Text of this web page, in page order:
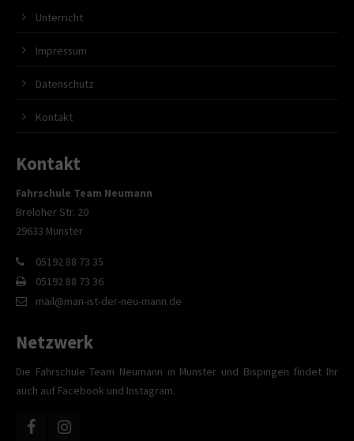
Unterricht
Impressum
Datenschutz
Kontakt
Kontakt
Fahrschule Team Neumann
Breloher Str. 20
29633 Munster
05192 88 73 35
05192 88 73 36
mail@man-ist-der-neu-mann.de
Netzwerk
Die Fahrschule Team Neumann in Munster und Bispingen findet Ihr
auch auf Facebook und Instagram.